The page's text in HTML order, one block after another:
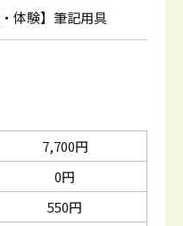
体験】筆記用具
7,700円
0円
550円